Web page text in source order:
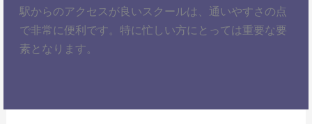
駅からのアクセスが良いスクールは、通いやすさの点
で非常に便利です。特に忙しい方にとっては重要な要
素となります。